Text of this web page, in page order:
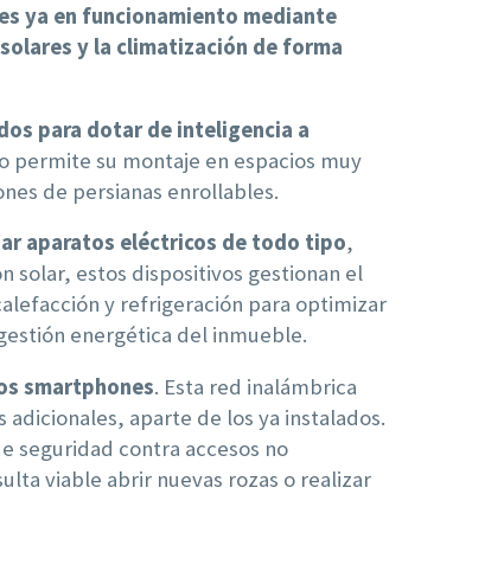
ya en funcionamiento mediante
y la climatización de forma
para dotar de inteligencia a
su montaje en espacios muy
de persianas enrollables.
aparatos eléctricos de todo tipo,
solar, estos dispositivos gestionan el
y refrigeración para optimizar
energética del inmueble.
smartphones. Esta red inalámbrica
aparte de los ya instalados.
seguridad contra accesos no
viable abrir nuevas rozas o realizar